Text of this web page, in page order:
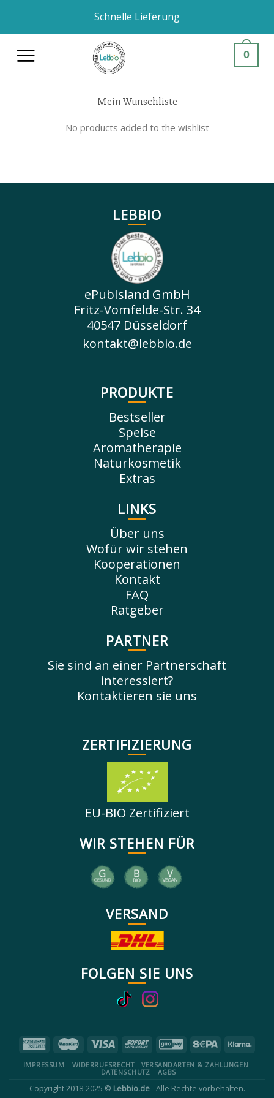
springen
Schnelle Lieferung
0
Mein Wunschliste
No products added to the wishlist
LEBBIO
ePubIsland GmbH
Fritz-Vomfelde-Str. 34
40547 Düsseldorf
kontakt@lebbio.de
PRODUKTE
Bestseller
Speise
Aromatherapie
Naturkosmetik
Extras
LINKS
Über uns
Wofür wir stehen
Kooperationen
Kontakt
FAQ
Ratgeber
PARTNER
Sie sind an einer Partnerschaft
interessiert?
Kontaktieren sie uns
ZERTIFIZIERUNG
EU-BIO Zertifiziert
WIR STEHEN FÜR
VERSAND
FOLGEN SIE UNS
IMPRESSUM WIDERRUFSRECHT
VERSANDARTEN & ZAHLUNGEN
DATENSCHUTZ
AGBS
Copyright 2018-2025 © Lebbio.de- Alle Rechte vorbehalten.